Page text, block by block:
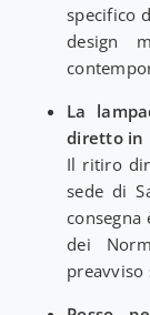
specifico
design
La
diretto in
Il ritiro
sede di
consegna
dei